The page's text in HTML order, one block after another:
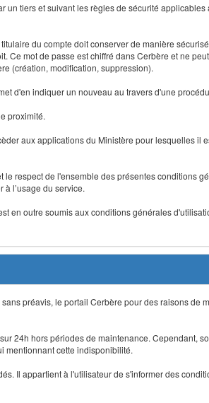
tiers et suivant les règles de sécurité
du compte doit conserver de manière
mot de passe est chiffré dans Cerbère et ne
(création, modification, suppression).
d'en indiquer un nouveau au travers d'une
proximité.
aux applications du Ministère pour lesquelles il
respect de l'ensemble des présentes conditions
l’usage du service.
en outre soumis aux conditions générales
préavis, le portail Cerbère pour des raisons de
24h hors périodes de maintenance. Cependant,
mentionnant cette indisponibilité.
Il appartient à l'utilisateur de s'informer des